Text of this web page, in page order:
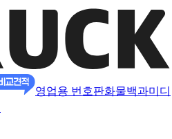
영업용 번호판화물백과미디